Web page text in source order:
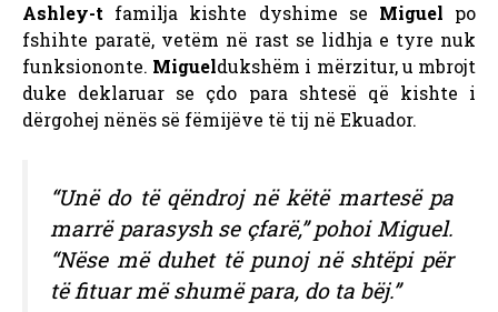
Ashley-t familja kishte dyshime se Miguel po
fshihte paratë, vetëm në rast se lidhja e tyre nuk
funksiononte. Migueldukshëm i mërzitur, u mbrojt
duke deklaruar se çdo para shtesë që kishte i
dërgohej nënës së fëmijëve të tij në Ekuador.
“Unë do të qëndroj në këtë martesë pa
marrë parasysh se çfarë,” pohoi Miguel.
“Nëse më duhet të punoj në shtëpi për
të fituar më shumë para, do ta bëj.”